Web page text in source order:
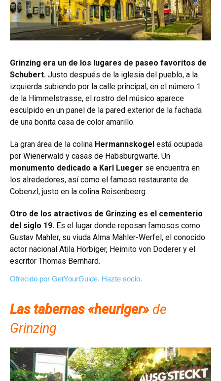
Grinzing era un de los lugares de paseo favoritos de
Schubert. Justo después de la iglesia del pueblo, a la
izquierda subiendo por la calle principal, en el número 1
de la Himmelstrasse, el rostro del músico aparece
esculpido en un panel de la pared exterior de la fachada
de una bonita casa de color amarillo.
La gran área de la colina Hermannskogel está ocupada
por Wienerwald y casas de Habsburgwarte. Un
monumento dedicado a Karl Lueger se encuentra en
los alrededores, así como el famoso restaurante de
Cobenzl, justo en la colina Reisenbeerg.
Otro de los atractivos de Grinzing es el cementerio
del siglo 19. Es el lugar donde reposan famosos como
Gustav Mahler, su viuda Alma Mahler-Werfel, el conocido
actor nacional Atila Hörbiger, Heimito von Doderer y el
escritor Thomas Bernhard.
Ofrecido por GetYourGuide. Hazte socio.
Las tabernas «heuriger» de
Grinzing